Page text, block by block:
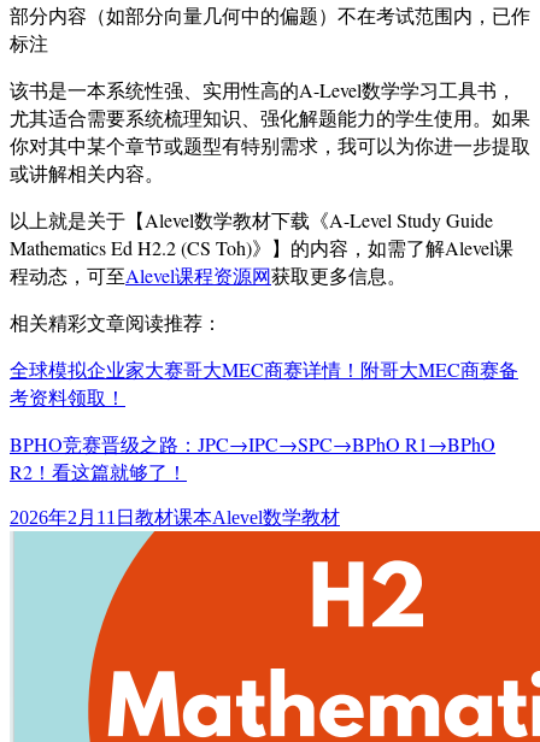
部分内容（如部分向量几何中的偏题）不在考试范围内，已作
标注
该书是一本系统性强、实用性高的A-Level数学学习工具书，
尤其适合需要系统梳理知识、强化解题能力的学生使用。如果
你对其中某个章节或题型有特别需求，我可以为你进一步提取
或讲解相关内容。
以上就是关于【Alevel数学教材下载《A-Level Study Guide
Mathematics Ed H2.2 (CS Toh)》】的内容，如需了解Alevel课
程动态，可至Alevel课程资源网获取更多信息。
相关精彩文章阅读推荐：
全球模拟企业家大赛哥大MEC商赛详情！附哥大MEC商赛备
考资料领取！
BPHO竞赛晋级之路：JPC→IPC→SPC→BPhO R1→BPhO
R2！看这篇就够了！
发
2026年2月11日 分
类
教材课本标
Alevel数学教材